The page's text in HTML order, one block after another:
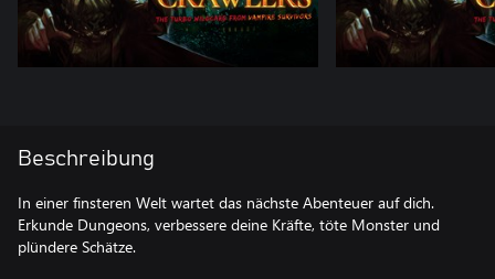
Beschreibung
In einer finsteren Welt wartet das nächste Abenteuer auf dich.
Erkunde Dungeons, verbessere deine Kräfte, töte Monster und
plündere Schätze.